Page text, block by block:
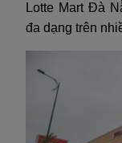
Lotte Mart Đà
đa dạng trên